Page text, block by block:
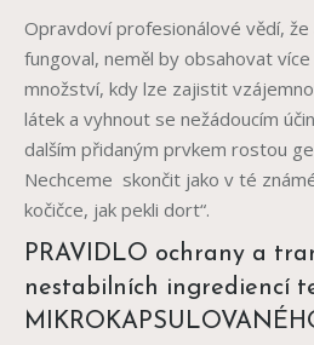
Opravdoví profesionálové vědí,
fungoval, neměl by obsahovat
množství, kdy lze zajistit
látek a vyhnout se nežádoucím
dalším přidaným prvkem rostou
Nechceme skončit jako v té
kočičce, jak pekli dort“.
PRAVIDLO ochrany a
nestabilních ingrediencí